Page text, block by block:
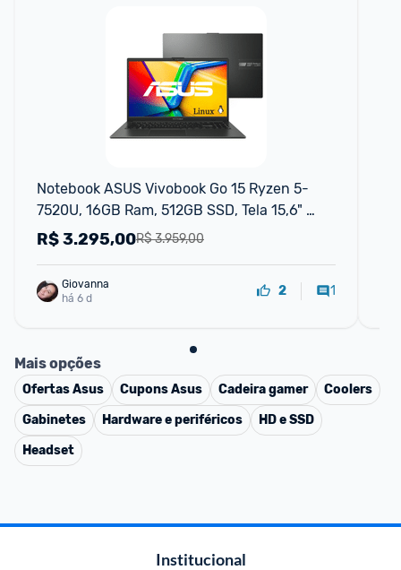
Notebook ASUS Vivobook Go 15 Ryzen 5-
7520U, 16GB Ram, 512GB SSD, Tela 15,6"
FHD, Linux
R$ 3.959,00
R$3.295,00
Giovanna
há 6 d
2 1
Mais opções
OfertasAsus CuponsAsus Cadeira gamer
Coolers
Gabinetes
Hardware e periféricos
HD e SSD
Headset
Institucional